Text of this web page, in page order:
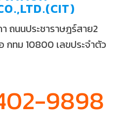
ถนนประชาราษฎร์สาย2
กทม 10800 เลขประจำตัว
9898